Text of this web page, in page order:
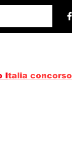
Italia concorso